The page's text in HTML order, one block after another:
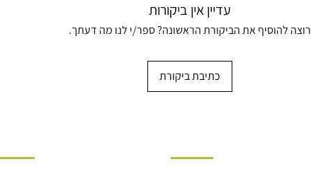
עדיין אין ביקורות
רוצה להוסיף את הביקורת הראשונה? ספר/י לנו מה דעתך.
כתיבת ביקורת